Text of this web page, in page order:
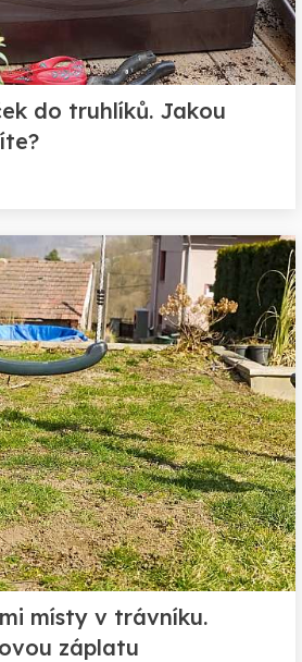
do truhlíků. Jakou
místy v trávníku.
záplatu